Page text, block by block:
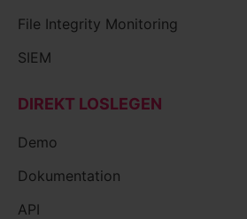
File Integrity Monitoring
SIEM
DIREKT LOSLEGEN
Demo
Dokumentation
API